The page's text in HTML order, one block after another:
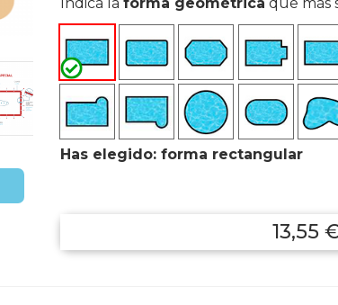
Has elegido: forma rectangular
13,55